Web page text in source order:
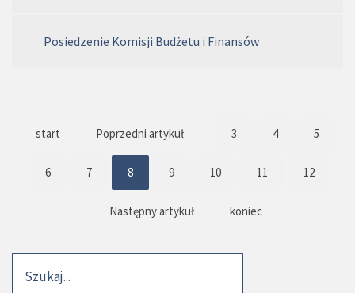
Posiedzenie Komisji Budżetu i Finansów
start Poprzedni artykuł 3 4 5
6 7 8 9 10 11 12
Następny artykuł koniec